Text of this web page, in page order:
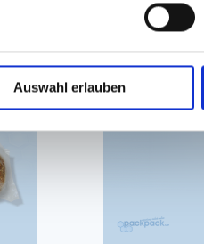
Auswahl erlauben